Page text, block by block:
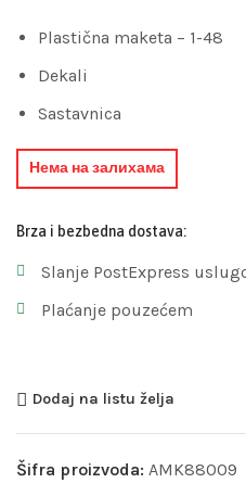
Plastična maketa – 1-48
Dekali
Sastavnica
Нема на залихама
Brza i bezbedna dostava:
Slanje PostExpress
Plaćanje pouzećem
Dodaj na listu želja
Šifra proizvoda: AMK88009